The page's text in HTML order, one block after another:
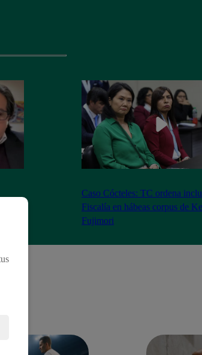
Caso Cócteles: TC ordena
Fiscalía en hábeas corpus de
Fujimori